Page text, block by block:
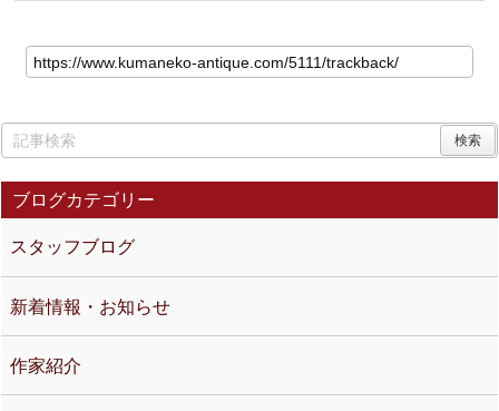
ブログカテゴリー
スタッフブログ
新着情報・お知らせ
作家紹介